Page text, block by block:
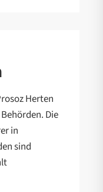
Herten
Die
in
sind